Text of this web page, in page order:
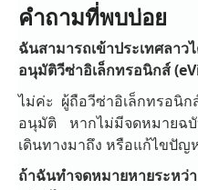
คำถามที่พบบ่อย
ฉันสามารถเข้าประเทศลา
อนุมัติวีซ่าอิเล็กทรอนิกส์
ไม่ค่ะ ผู้ถือวีซ่าอิเล็กทรอนิก
อนุมัติ หากไม่มีจดหมายฉ
เดินทางมาถึง หรือแก้ไขปั
ถ้าฉันทำจดหมายหายระหว่